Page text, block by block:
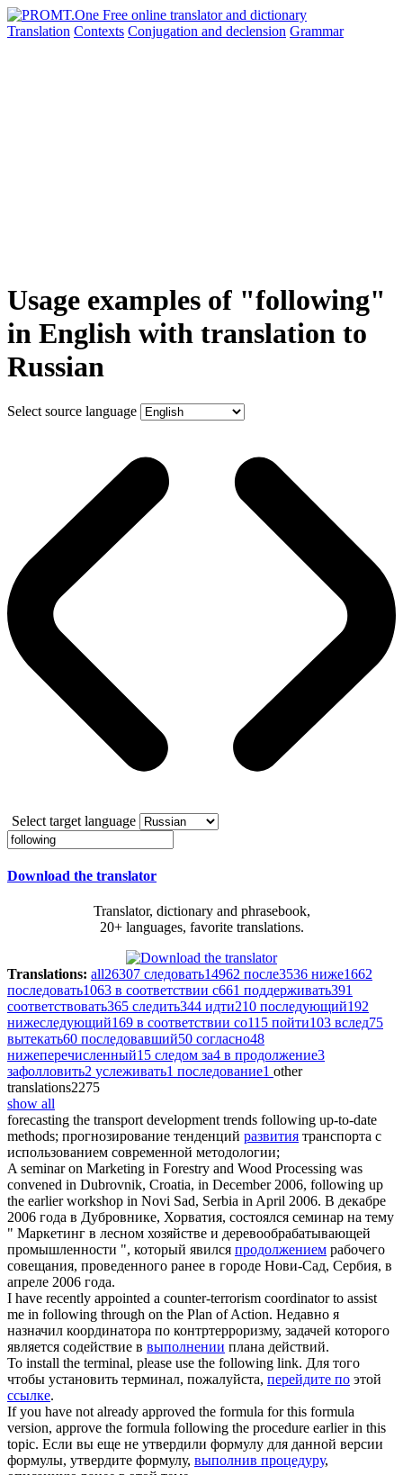
Translation Contexts Conjugation and declension Grammar
Usage examples of "following"
in English with translation to
Russian
Select source language
Select target language
Download the translator
Translator, dictionary and phrasebook,
20+ languages, favorite translations.
Translations: all26307 следовать14962 после3536 ниже1662
последовать1063 в соответствии с661 поддерживать391
соответствовать365 следить344 идти210 последующий192
нижеследующий169 в соответствии со115 пойти103 вслед75
вытекать60 последовавший50 согласно48
нижеперечисленный15 следом за4 в продолжение3
зафолловить2 услеживать1 последование1 other
translations2275
show all
forecasting the transport development trends following up-to-date
methods; прогнозирование тенденций развития транспорта с
использованием современной методологии;
A seminar on Marketing in Forestry and Wood Processing was
convened in Dubrovnik, Croatia, in December 2006, following up
the earlier workshop in Novi Sad, Serbia in April 2006. В декабре
2006 года в Дубровнике, Хорватия, состоялся семинар на тему
" Маркетинг в лесном хозяйстве и деревообрабатывающей
промышленности ", который явился продолжением рабочего
совещания, проведенного ранее в городе Нови-Сад, Сербия, в
апреле 2006 года.
I have recently appointed a counter-terrorism coordinator to assist
me in following through on the Plan of Action. Недавно я
назначил координатора по контртерроризму, задачей которого
является содействие в выполнении плана действий.
To install the terminal, please use the following link. Для того
чтобы установить терминал, пожалуйста, перейдите по этой
ссылке.
If you have not already approved the formula for this formula
version, approve the formula following the procedure earlier in this
topic. Если вы еще не утвердили формулу для данной версии
формулы, утвердите формулу, выполнив процедуру,